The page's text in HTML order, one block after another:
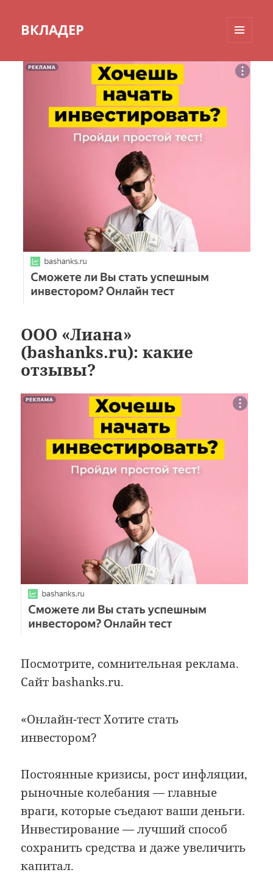
ВКЛАДЕР
ВИДЖЕТЫ
ООО «Лиана»
(bashanks.ru): какие
отзывы?
Посмотрите, сомнительная реклама.
Сайт bashanks.ru.
«Онлайн-тест Хотите стать
инвестором?
Постоянные кризисы, рост инфляции,
рыночные колебания — главные
враги, которые съедают ваши деньги.
Инвестирование — лучший способ
сохранить средства и даже увеличить
капитал.